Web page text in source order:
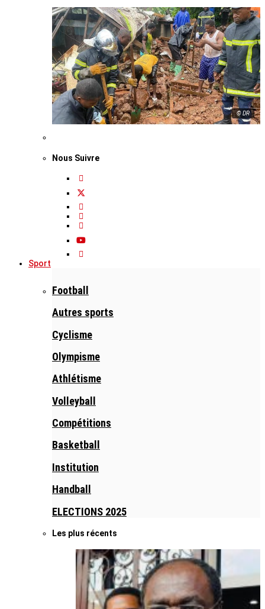
© DR
Nous Suivre
Sport
Football
Autres sports
Cyclisme
Olympisme
Athlétisme
Volleyball
Compétitions
Basketball
Institution
Handball
ELECTIONS 2025
Les plus récents